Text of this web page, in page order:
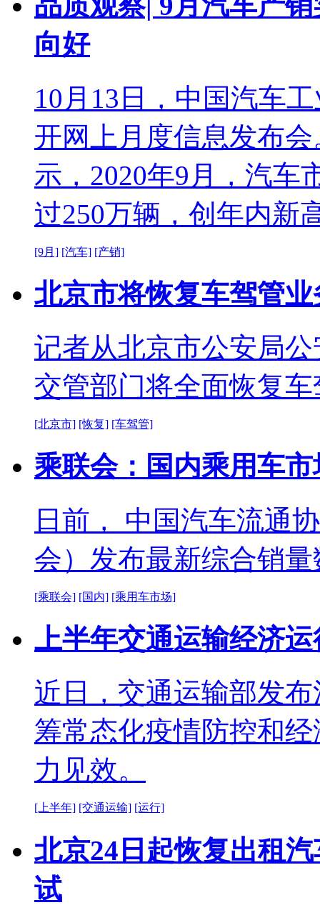
向好
10月13日，中国汽车
开网上月度信息发布
示，2020年9月，汽车
过250万辆，创年内新
[9月] [汽车] [产销]
北京市将恢复车驾管
记者从北京市公安局
交管部门将全面恢复
[北京市] [恢复] [车驾管]
乘联会：国内乘用车
日前， 中国汽车流通
会）发布最新综合销
[乘联会] [国内] [乘用车市场]
上半年交通运输经济
近日，交通运输部发
筹常态化疫情防控和
力见效。
[上半年] [交通运输] [运行]
北京24日起恢复出租
试